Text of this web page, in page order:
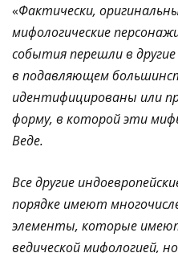
«Фактически,
мифологические
события перешли в
в подавляющем
идентифицированы или
форму, в которой эти
Веде.
Все другие
порядке имеют
элементы, которые
ведической мифологией,